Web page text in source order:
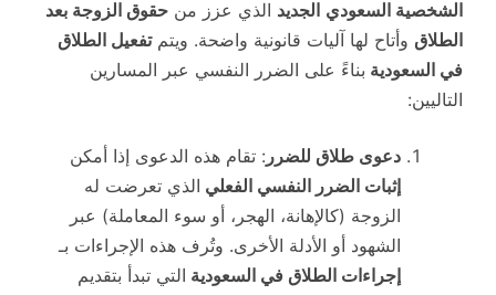
الشخصية السعودي الجديد الذي عزز من حقوق الزوجة بعد
الطلاق وأتاح لها آليات قانونية واضحة. ويتمتفعيل الطلاق
في السعودية بناءً على الضرر النفسي عبر المسارين
التاليين:
دعوى طلاق للضرر : تقام هذه الدعوى إذا أمكن
إثبات الضرر النفسي الفعلي الذي تعرضت له
الزوجة (كالإهانة، الهجر، أو سوء المعاملة) عبر
الشهود أو الأدلة الأخرى. وتُرف هذه الإجراءات بـ
إجراءات الطلاق في السعودية التي تبدأ بتقديم